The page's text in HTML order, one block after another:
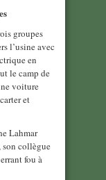
groupes
l’usine avec
en
le camp de
voiture
et
Lahmar
son collègue
fou à